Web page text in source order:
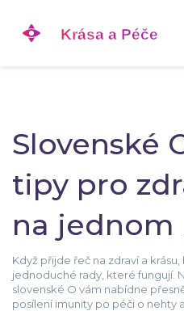
Slovenské
tipy pro
na jednom
Když přijde řeč na zdraví a
jednoduché rady, které fungují.
slovenské O vám nabídne
posílení imunity po péči o nehty